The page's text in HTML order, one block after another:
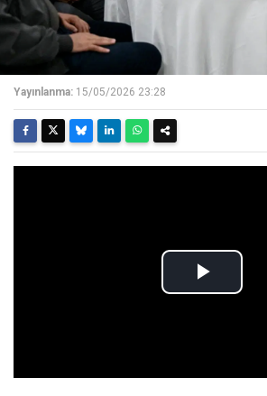
Yayınlanma: 15/05/2026 23:28